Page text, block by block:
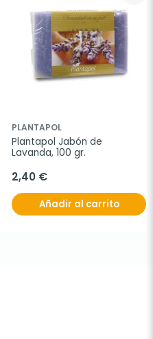
PLANTAPOL
Plantapol Jabón de
Lavanda, 100 gr.
2,40 €
Añadir al carrito